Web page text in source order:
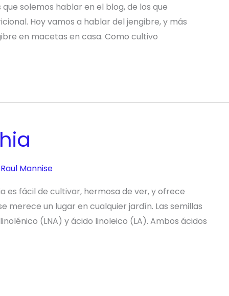
solemos hablar en el blog, de los que
Hoy vamos a hablar del jengibre, y más
en macetas en casa. Como cultivo
Raul Mannise
es fácil de cultivar, hermosa de ver, y ofrece
merece un lugar en cualquier jardín. Las semillas
(LNA) y ácido linoleico (LA). Ambos ácidos